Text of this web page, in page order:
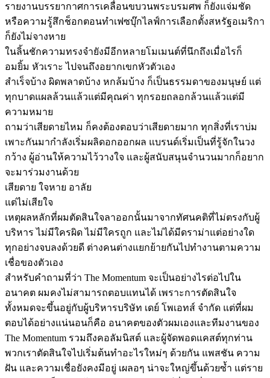
รายงานบรรยากาศการเคลื่อนขบวนพระบรมศพ ก็ยังแจ่มชัด
หรือความรู้สึกช็อกตอนทำเฟซบุ๊กไลฟ์การเลือกตั้งสหรัฐอเมริกา
ก็ยังไม่จางหาย
ในลิ้นชักความทรงจำยังมีอีกหลายโมเมนต์ที่นึกถึงเมื่อไรก็
อมยิ้ม หัวเราะ ไปจนถึงอยากเขกหัวตัวเอง
สำเร็จบ้าง ผิดพลาดบ้าง หกล้มบ้าง ก็เป็นธรรมดาของมนุษย์ แต่
ทุกบาดแผลล้วนแล้วแต่มีคุณค่า ทุกรอยถลอกล้วนแล้วแต่มี
ความหมาย
ถามว่าเสียดายไหม ก็คงต้องตอบว่าเสียดายมาก ทุกสิ่งที่เราบ่ม
เพาะกันมากำลังเริ่มผลิดอกออกผล แบรนด์เริ่มเป็นที่รู้จักในวง
กว้าง ผู้อ่านให้ความไว้วางใจ และผู้สนับสนุนจำนวนมากก็อยาก
จะมาร่วมงานด้วย
เสียดาย ใจหาย อาลัย
แต่ไม่เสียใจ
เหตุผลหลักที่ผมตัดสินใจลาออกนั้นมาจากทัศนคติที่ไม่ตรงกับผู้
บริหาร ไม่มีใครผิด ไม่มีใครถูก และไม่ได้มีดราม่าแต่อย่างใด
ทุกอย่างจบลงด้วยดี ต่างคนต่างแยกย้ายกันไปทำงานตามความ
เชื่อของตัวเอง
สำหรับคำถามที่ว่า The Momentum จะเป็นอย่างไรต่อไปใน
อนาคต ผมคงไม่สามารถตอบแทนได้ เพราะการตัดสินใจ
ทั้งหมดจะขึ้นอยู่กับผู้บริหารบริษัท เดย์ โพเอทส์ จำกัด แต่ที่ผม
ตอบได้อย่างแน่นอนก็คือ อนาคตของตัวผมเองและทีมงานของ
The Momentum รวมถึงคอลัมนิสต์ และผู้จัดพอดแคสต์ทุกท่าน
พวกเราตัดสินใจไปเริ่มต้นทำอะไรใหม่ๆ ด้วยกัน แพสชัน ความ
ฝัน และความเชื่อยังคงมีอยู่ เผลอๆ น่าจะใหญ่ขึ้นด้วยซ้ำ แต่ราย